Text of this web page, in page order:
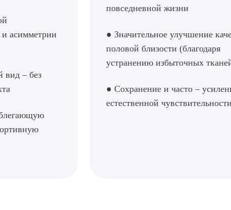
асимметрии
– без
повседневной жизни
● Значительное улучшение
половой близости (благодаря
устранению избыточных
● Сохранение и часто –
естественной чувствительности